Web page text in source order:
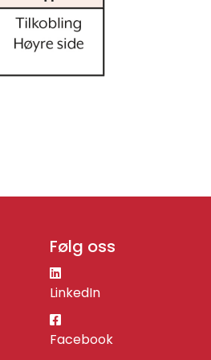
Følg oss
LinkedIn
Facebook